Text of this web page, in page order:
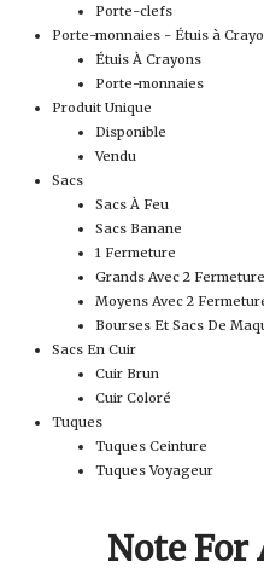
Note For
Porte-clefs
Porte-monnaies - Étuis à
Étuis À Crayons
Porte-monnaies
Produit Unique
Disponible
Vendu
Sacs
Sacs À Feu
Sacs Banane
1 Fermeture
Grands Avec 2
Moyens Avec 2
Bourses Et Sacs De
Sacs En Cuir
Cuir Brun
Cuir Coloré
Tuques
Tuques Ceinture
Tuques Voyageur